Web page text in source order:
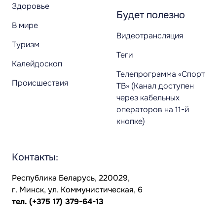
Здоровье
В мире
Туризм
Калейдоскоп
Происшествия
Будет полезно
Видеотрансляция
Теги
Телепрограмма «Спорт
ТВ» (Канал доступен
через кабельных
операторов на 11-й
кнопке)
Контакты:
Республика Беларусь, 220029,
г. Минск, ул. Коммунистическая, 6
тел. (+375 17) 379-64-13